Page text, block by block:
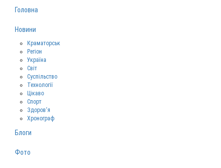
Головна
Новини
Краматорськ
Регіон
Україна
Світ
Суспільство
Технології
Цікаво
Спорт
Здоров‘я
Хронограф
Блоги
Фото